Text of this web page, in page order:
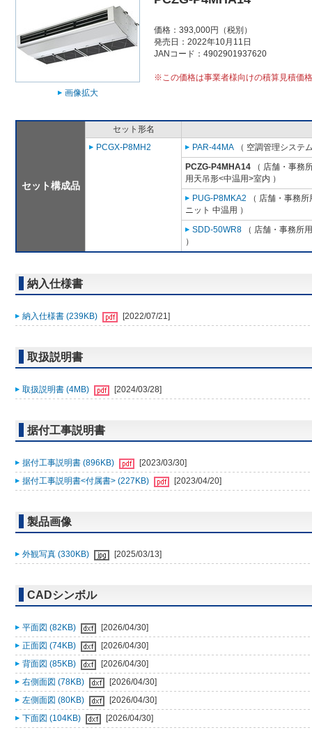
画像拡大
価格：393,000円（税別）
発売日：2022年10月11日
JANコード：4902901937620
※この価格は事業者様向けの積算見積価
セット構成品
セット形名
PCGX-P8MH2
PAR-44MA （ 空調管理システ
PCZG-P4MHA14 （ 店舗・事務
用天吊形<中温用>室内 ）
PUG-P8MKA2 （ 店舗・事務
ニット 中温用 ）
SDD-50WR8 （ 店舗・事務所
）
納入仕様書
納入仕様書 (239KB) [2022/07/21]
取扱説明書
取扱説明書 (4MB) [2024/03/28]
据付工事説明書
据付工事説明書 (896KB)
[2023/03/30]
据付工事説明書<付属書> (227KB)
[2023/04/20]
製品画像
外観写真 (330KB) [2025/03/13]
CADシンボル
平面図 (82KB)
[2026/04/30]
正面図 (74KB)
[2026/04/30]
背面図 (85KB)
[2026/04/30]
右側面図 (78KB)
[2026/04/30]
左側面図 (80KB)
[2026/04/30]
下面図 (104KB)
[2026/04/30]